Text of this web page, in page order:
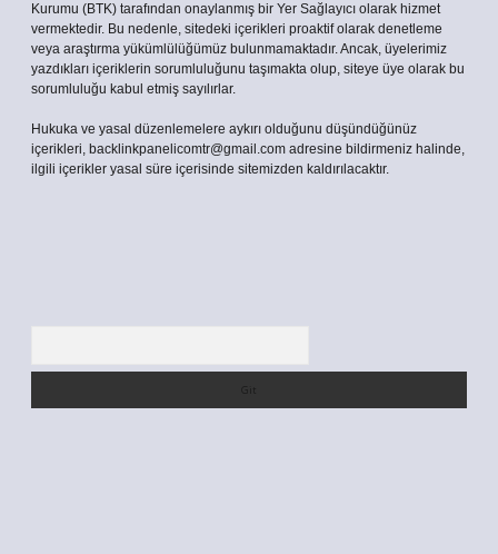
Kurumu (BTK) tarafından onaylanmış bir Yer Sağlayıcı olarak hizmet
vermektedir. Bu nedenle, sitedeki içerikleri proaktif olarak denetleme
veya araştırma yükümlülüğümüz bulunmamaktadır. Ancak, üyelerimiz
yazdıkları içeriklerin sorumluluğunu taşımakta olup, siteye üye olarak bu
sorumluluğu kabul etmiş sayılırlar.
Hukuka ve yasal düzenlemelere aykırı olduğunu düşündüğünüz
içerikleri, backlinkpanelicomtr@gmail.com adresine bildirmeniz halinde,
ilgili içerikler yasal süre içerisinde sitemizden kaldırılacaktır.